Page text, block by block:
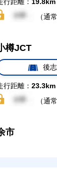
（通
樽JCT
後
行距離： 23.3km
（通
市